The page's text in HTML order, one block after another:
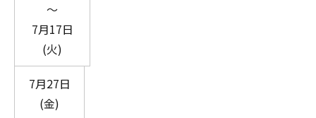
～
7月17日
(火)
7月27日
(金)